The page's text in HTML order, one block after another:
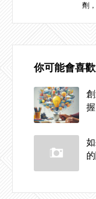
劑
你可能會喜